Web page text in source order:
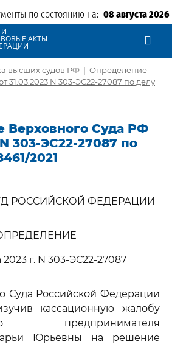
по состоянию на: 08 августа 2026
АКТЫ
высших судов РФ | Определение
31.03.2023 N 303-ЭС22-27087 по делу
Верховного Суда РФ
303-ЭС22-27087 по
2021
РОССИЙСКОЙ ФЕДЕРАЦИИ
2023 г. N 303-ЭС22-27087
Суда Российской Федерации
кассационную жалобу
предпринимателя
Юрьевны на решение